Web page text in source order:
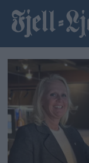
Tag:
grüne
woche